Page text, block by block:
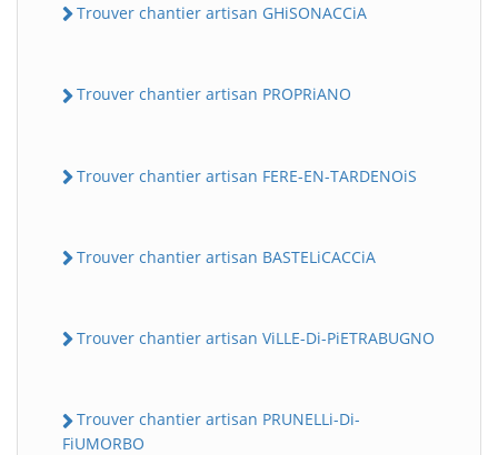
Trouver chantier artisan GHiSONACCiA
Trouver chantier artisan PROPRiANO
Trouver chantier artisan FERE-EN-TARDENOiS
Trouver chantier artisan BASTELiCACCiA
Trouver chantier artisan ViLLE-Di-PiETRABUGNO
Trouver chantier artisan PRUNELLi-Di-
FiUMORBO